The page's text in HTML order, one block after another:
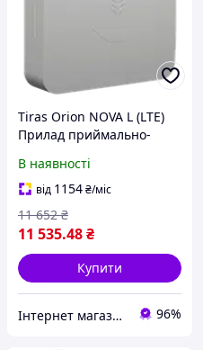
Tiras Orion NOVA L (LTE)
Прилад приймально-
В наявності
від 1154₴/міс
11 535.48₴
11 652 ₴
Купити
Інтернет магазин Store7 96%